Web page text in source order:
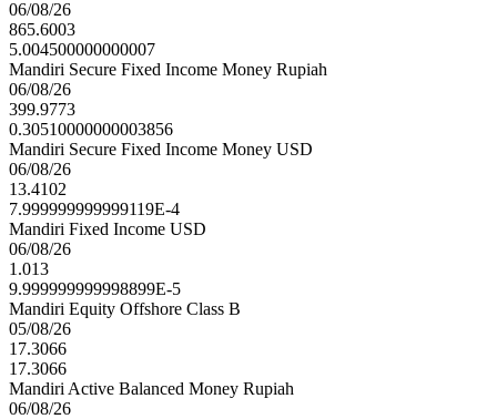
06/08/26
865.6003
5.004500000000007
Mandiri Secure Fixed Income Money Rupiah
06/08/26
399.9773
0.30510000000003856
Mandiri Secure Fixed Income Money USD
06/08/26
13.4102
7.999999999999119E-4
Mandiri Fixed Income USD
06/08/26
1.013
9.999999999998899E-5
Mandiri Equity Offshore Class B
05/08/26
17.3066
17.3066
Mandiri Active Balanced Money Rupiah
06/08/26